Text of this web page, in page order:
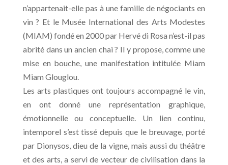
n’appartenait-elle pas à une famille de négociants en
vin ? Et le Musée International des Arts Modestes
(MIAM) fondé en 2000 par Hervé di Rosa n’est-il pas
abrité dans un ancien chai ? Il y propose, comme une
mise en bouche, une manifestation intitulée Miam
Miam Glouglou.
Les arts plastiques ont toujours accompagné le vin,
en ont donné une représentation graphique,
émotionnelle ou conceptuelle. Un lien continu,
intemporel s’est tissé depuis que le breuvage, porté
par Dionysos, dieu de la vigne, mais aussi du théâtre
et des arts, a servi de vecteur de civilisation dans la